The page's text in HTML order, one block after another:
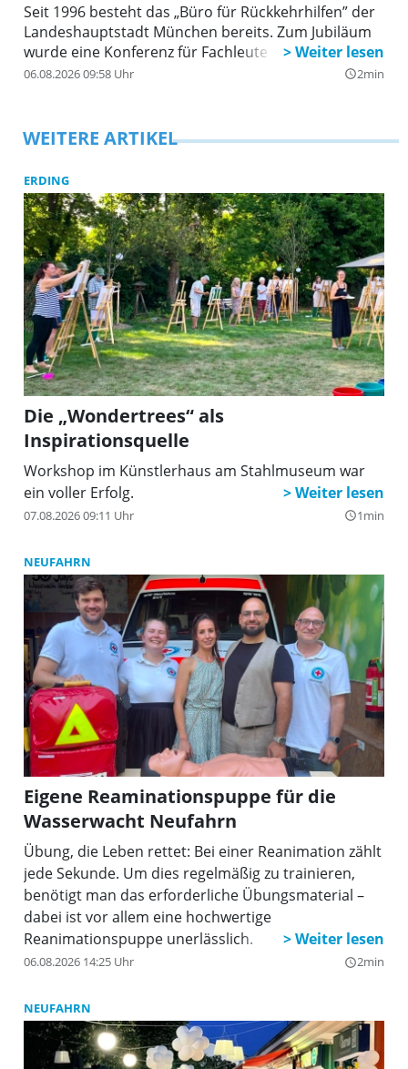
Seit 1996 besteht das „Büro für Rückkehrhilfen” der
Landeshauptstadt München bereits. Zum Jubiläum
wurde eine Konferenz für Fachleute veranstaltet.
06.08.2026 09:58 Uhr query_builder2min
WEITERE ARTIKEL
ERDING
Die „Wondertrees“ als
Inspirationsquelle
Workshop im Künstlerhaus am Stahlmuseum war
ein voller Erfolg.
07.08.2026 09:11 Uhr query_builder1min
NEUFAHRN
Eigene Reaminationspuppe für die
Wasserwacht Neufahrn
Übung, die Leben rettet: Bei einer Reanimation zählt
jede Sekunde. Um dies regelmäßig zu trainieren,
benötigt man das erforderliche Übungsmaterial –
dabei ist vor allem eine hochwertige
Reanimationspuppe unerlässlich.
06.08.2026 14:25 Uhr query_builder2min
NEUFAHRN